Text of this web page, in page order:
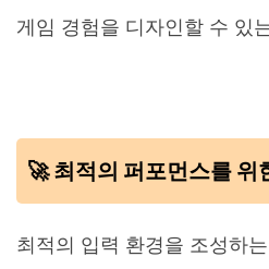
게임 경험을 디자인할 수 있
🚀 최적의 퍼포먼스를 위
최적의 입력 환경을 조성하